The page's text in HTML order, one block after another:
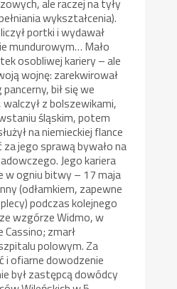
ale raczej na tyły
wykształcenia).
portki i wydawał
mundurowym… Mało
osobliwej kariery – ale
wojnę: zarekwirował
bił się we
walczył z bolszewikami,
śląskim, potem
na niemieckiej flance
jego sprawą bywało na
Jego kariera
w ogniu bitwy – 17 maja
(odłamkiem, zapewne
podczas kolejnego
wzgórze Widmo, w
zmarł
polowym. Za
i ofiarne dowodzenie
był zastępcą dowódcy